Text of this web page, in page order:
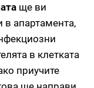
ще ви
апартамента,
в клетката
приучите